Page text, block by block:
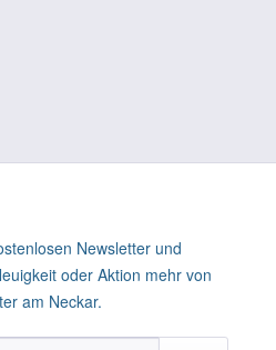
Newsletter und
oder Aktion mehr von
am Neckar.